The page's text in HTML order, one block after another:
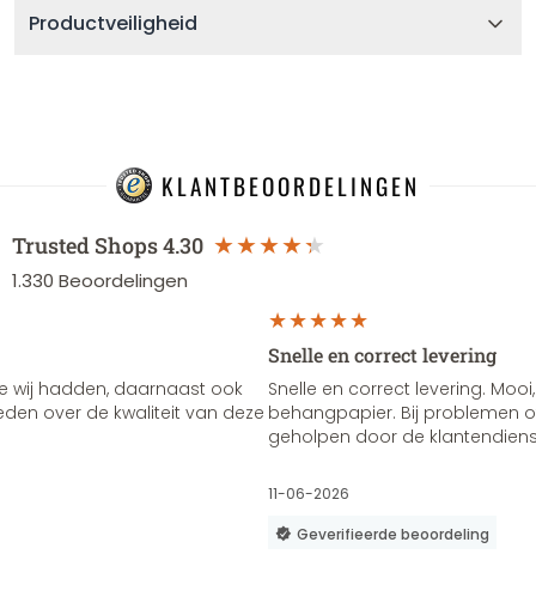
Productveiligheid
KLANTBEOORDELINGEN
Trusted Shops4.30
1.330 Beoordelingen
wij hadden, daarnaast ook
over de kwaliteit van deze
Snelle en correct levering
Snelle en correct levering.
behangpapier. Bij problemen
geholpen door de
11-06-2026
Geverifieerde beoordeling